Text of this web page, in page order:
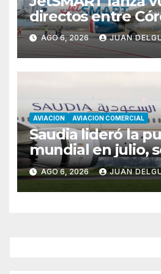
directos entre
Florianópolis
AGO 6, 2026 JUAN
AVIACION AVIACION COMERCIAL
Saudia lideró la
mundial en julio,
Cirium
AGO 6, 2026 JUAN